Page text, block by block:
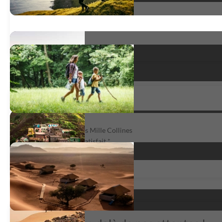
Fabuleux
Road Trip au pays des Mille Collines
très satisfait*